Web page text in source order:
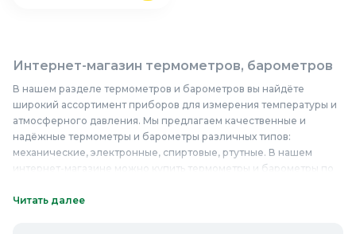
Интернет-магазин термометров, барометров
В нашем разделе термометров и барометров вы найдёте
широкий ассортимент приборов для измерения температуры и
атмосферного давления. Мы предлагаем качественные и
надёжные термометры и барометры различных типов:
механические, электронные, спиртовые, ртутные. В нашем
интернет-магазине можно купить термометры и барометры по
или производственного помещения. Наши приборы отличаются
Читать далее